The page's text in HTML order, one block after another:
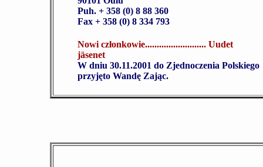
Puh. + 358 (0) 8 88 360
Fax + 358 (0) 8 334 793
Nowi członkowie.......................... Uudet
jäsenet
W dniu 30.11.2001 do Zjednoczenia Polskiego
przyjęto Wandę Zając.